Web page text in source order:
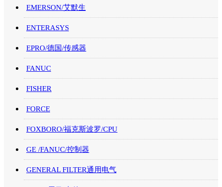
EMERSON/艾默生
ENTERASYS
EPRO/德国/传感器
FANUC
FISHER
FORCE
FOXBORO/福克斯波罗/CPU
GE /FANUC/控制器
GENERAL FILTER通用电气